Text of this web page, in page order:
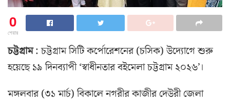
0
শেয়ার
চট্টগ্রাম: চট্টগ্রাম সিটি কর্পোরেশনের (চসিক) উদ্যোগে শুরু
হয়েছে ১৯ দিনব্যাপী ‘স্বাধীনতার বইমেলা চট্টগ্রাম ২০২৬’।
মঙ্গলবার (৩১ মার্চ) বিকালে নগরীর কাজীর দেউরী জেলা